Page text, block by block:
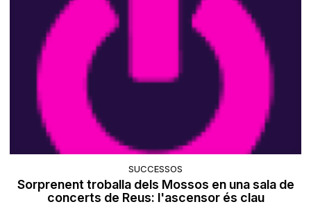
SUCCESSOS
Sorprenent troballa dels Mossos en una sala de
concerts de Reus: l'ascensor és clau